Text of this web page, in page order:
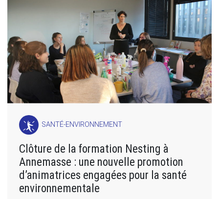
SANTÉ-ENVIRONNEMENT
Clôture de la formation Nesting à
Annemasse : une nouvelle promotion
d’animatrices engagées pour la santé
environnementale